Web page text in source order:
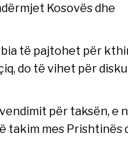
Kosovës dhe
të pajtohet për
do të vihet për
për taksën, e
takim mes Prishtinës